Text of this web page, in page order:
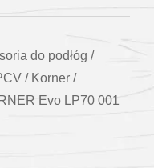
do podłóg /
/ Korner /
Evo LP70 001